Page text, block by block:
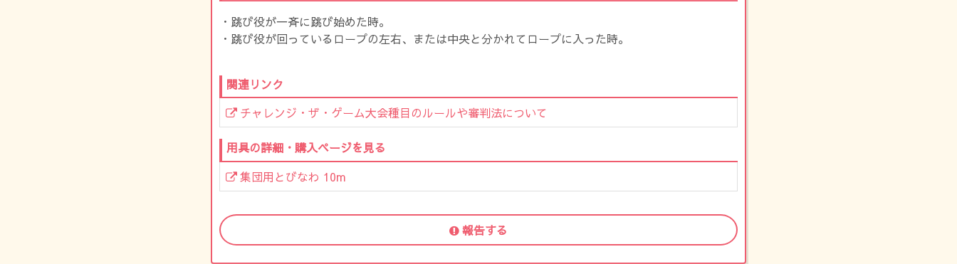
・跳び役が一斉に跳び始めた時。
・跳び役が回っているロープの左右、または中央と分かれてロープに入った時。
関連リンク
チャレンジ・ザ・ゲーム大会種目のルールや審判法について
用具の詳細・購入ページを見る
集団用とびなわ 10m
報告する